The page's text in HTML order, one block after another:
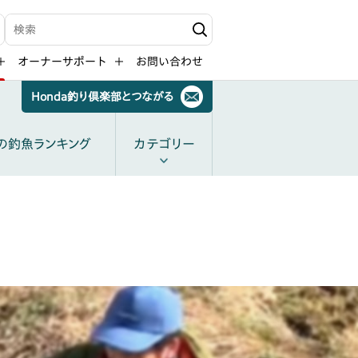
検索キーワード入力
オーナーサポート お問い合わせ
釣魚ランキング カテゴリー
Honda釣り倶楽部とつながる